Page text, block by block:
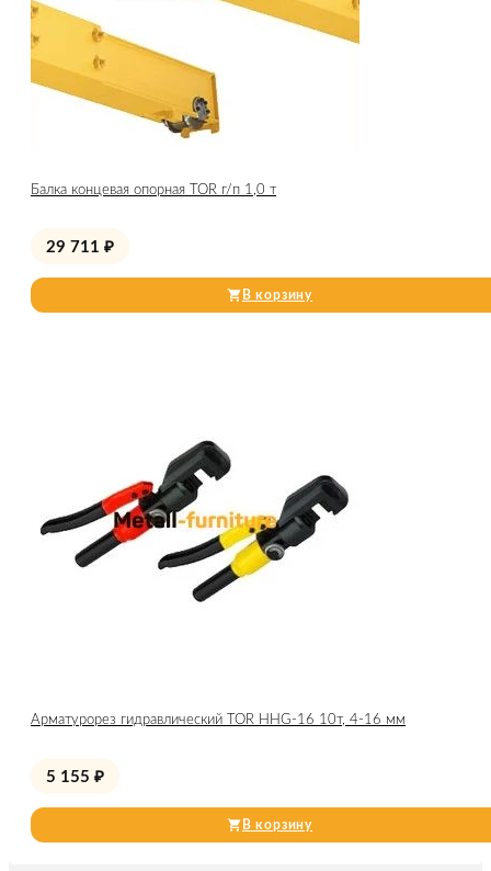
Балка концевая опорная TOR г/п 1,0 т
29 711 ₽
В корзину
Арматурорез гидравлический TOR HHG-16 10т, 4-16 мм
5 155 ₽
В корзину